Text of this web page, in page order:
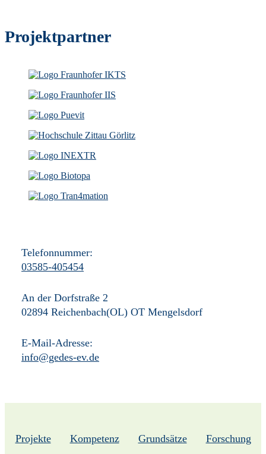
Projektpartner
Telefonnummer:
03585-405454
An der Dorfstraße 2
02894 Reichenbach(OL) OT Mengelsdorf
E-Mail-Adresse:
info@gedes-ev.de
Projekte Kompetenz Grundsätze Forschung